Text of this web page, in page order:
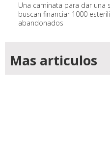
Una caminata para dar una
buscan financiar 1000
abandonados
Mas articulos